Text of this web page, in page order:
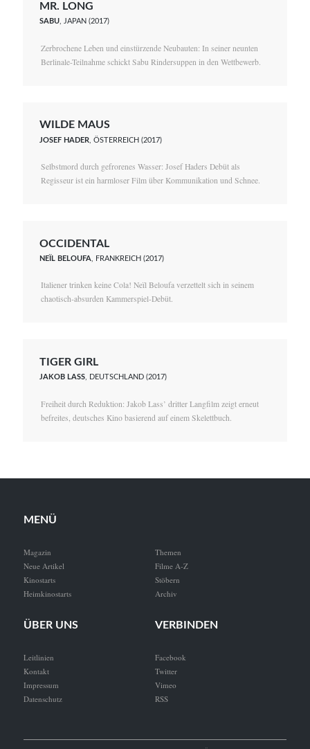
MR. LONG
SABU, JAPAN (2017)
Zerbrochene Leben und einstürzende Neubauten: In seiner neunten
Berlinale-Teilnahme schickt Sabu Rindersuppen in den Wettbewerb.
WILDE MAUS
JOSEF HADER , ÖSTERREICH (2017)
Selbstmord durch gefrorenes Wasser: Josef Haders Debüt als
Regisseur ist ein harmloser Film über Kommunikation und Schnee.
OCCIDENTAL
NEÏL BELOUFA , FRANKREICH (2017)
Italiener trinken keine Cola! Neïl Beloufa verzettelt sich in seinem
chaotisch-absurden Kammerspiel-Debüt.
TIGER GIRL
JAKOB LASS, DEUTSCHLAND (2017)
Freiheit durch Reduktion: Jakob Lass’ dritter Langfilm zeigt erneut
befreites, deutsches Kino basierend auf einem Skelettbuch.
MENÜ
Magazin
Neue Artikel
Kinostarts
Heimkinostarts
Themen
Filme A-Z
Stöbern
Archiv
ÜBER UNS
Leitlinien
Kontakt
Impressum
Datenschutz
VERBINDEN
Facebook
Twitter
Vimeo
RSS